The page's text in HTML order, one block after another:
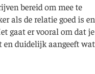
bereid om mee te
als de relatie goed is en
gaat er vooral om dat je
en duidelijk aangeeft wat